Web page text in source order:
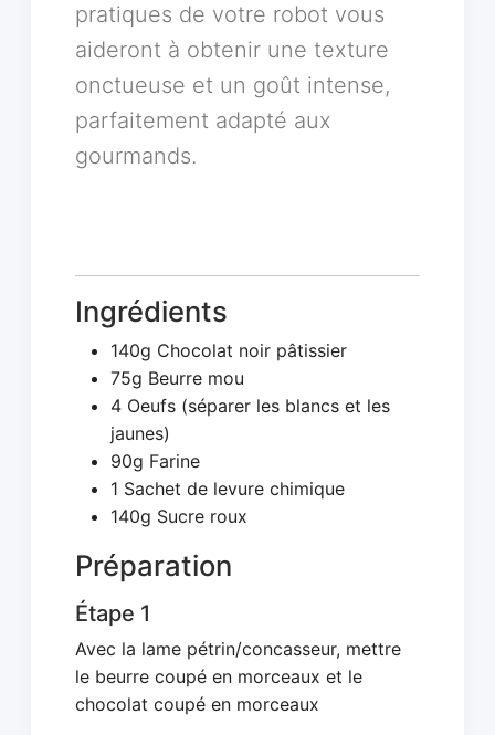
pratiques de votre robot vous
aideront à obtenir une texture
onctueuse et un goût intense,
parfaitement adapté aux
gourmands.
Ingrédients
140g Chocolat noir pâtissier
75g Beurre mou
4 Oeufs (séparer les blancs et les
jaunes)
90g Farine
1 Sachet de levure chimique
140g Sucre roux
Préparation
Étape 1
Avec la lame pétrin/concasseur, mettre
le beurre coupé en morceaux et le
chocolat coupé en morceaux